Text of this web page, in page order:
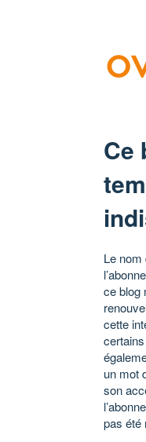
Ce
Le nom
ce blog
cette
un mot
son
pas été